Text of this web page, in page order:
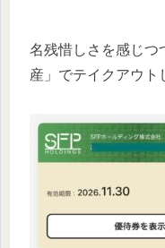
名残惜しさを感じつ
産」でテイクアウト